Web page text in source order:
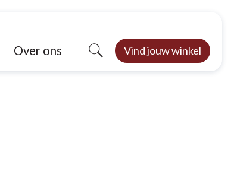
Over ons Vind jouw winkel